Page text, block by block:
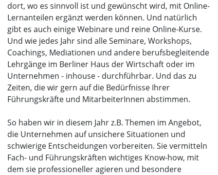
dort, wo es sinnvoll ist und gewünscht wird, mit Online-
Lernanteilen ergänzt werden können. Und natürlich
gibt es auch einige Webinare und reine Online-Kurse.
Und wie jedes Jahr sind alle Seminare, Workshops,
Coachings, Mediationen und andere berufsbegleitende
Lehrgänge im Berliner Haus der Wirtschaft oder im
Unternehmen - inhouse - durchführbar. Und das zu
Zeiten, die wir gern auf die Bedürfnisse Ihrer
Führungskräfte und MitarbeiterInnen abstimmen.
So haben wir in diesem Jahr z.B. Themen im Angebot,
die Unternehmen auf unsichere Situationen und
schwierige Entscheidungen vorbereiten. Sie vermitteln
Fach- und Führungskräften wichtiges Know-how, mit
dem sie professioneller agieren und besondere